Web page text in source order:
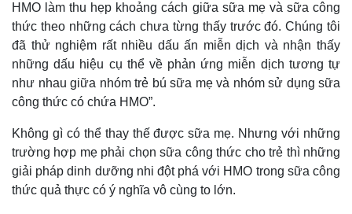
Kinh tế
Bất động sản
Khởi nghiệp
Thị trường
Chứng khoán
Giá cà phê
HMO làm thu hẹp khoảng cách giữa sữa mẹ và sữa công
thức theo những cách chưa từng thấy trước đó.Chúng tôi
đã thử nghiệm rất nhiều dấu ấn miễn dịch và nhận thấy
những dấu hiệu cụ thể về phản ứng miễn dịch tương tự
như nhau giữa nhóm trẻ bú sữa mẹ và nhóm sử dụng sữa
công thức có chứa HMO”.
Không gì có thể thay thế được sữa mẹ. Nhưng với những
trường hợp mẹ phải chọn sữa công thức cho trẻ thì những
giải pháp dinh dưỡng nhi đột phá với HMO trong sữa công
thức quả thực có ý nghĩa vô cùng to lớn.